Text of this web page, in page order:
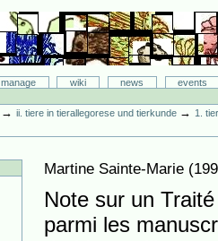
manage wiki news
events
→ii. tiere in tierallegorese und tierkunde →1.
Martine Sainte-Marie (
Note sur un
parmi les